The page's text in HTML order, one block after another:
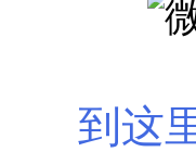
到这